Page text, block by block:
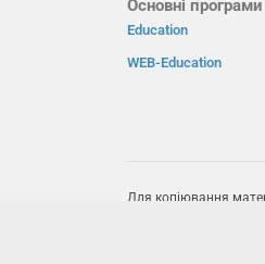
Основні програми
Education
WEB-Education
Для копіювання